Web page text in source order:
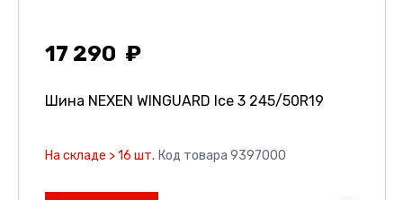
17 290
Шина NEXEN WINGUARD Ice 3 245/50R19
На складе > 16 шт. Код товара 9397000